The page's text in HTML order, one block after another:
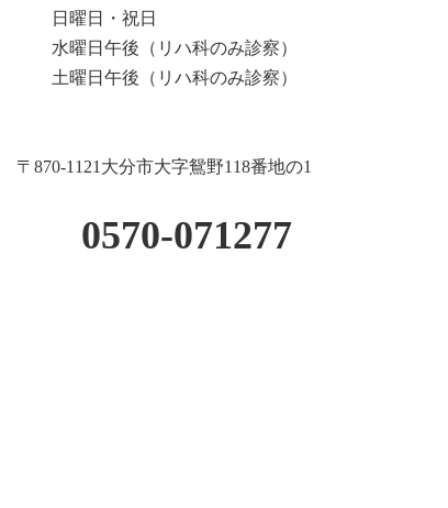
日曜日・祝日
水曜日午後（リハ科のみ診察）
土曜日午後（リハ科のみ診察）
〒870-1121大分市大字鴛野118番地の1
0570-071277